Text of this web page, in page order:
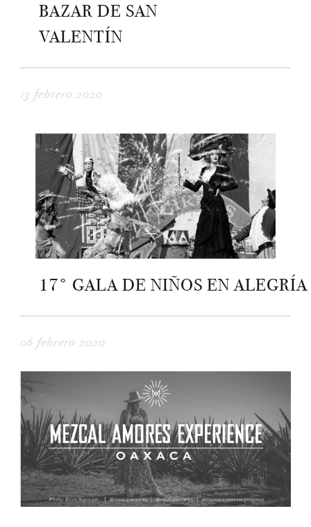
BAZAR DE SAN
VALENTÍN
13 febrero 2020
17° GALA DE NIÑOS EN ALEGRÍA
06 febrero 2020